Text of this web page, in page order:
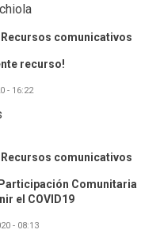
Recursos comunicativos
recurso!
- 16:22
Recursos comunicativos
Participación Comunitaria
el COVID19
- 08:13